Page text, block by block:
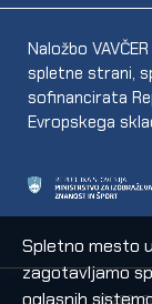
Naložbo
spletne strani,
sofinancirata
Evropskega
© 2021
Spletno mesto
zagotavljamo
oglasnih